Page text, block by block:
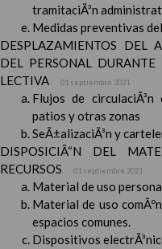
tramitaciÃ³n
Medidas preventivas
DESPLAZAMIENTOS DEL
DEL PERSONAL
LECTIVA
01 septiembre 2021
Flujos de
patios y otras zonas
SeÃ±alizaciÃ³n y
DISPOSICIÃ“N DEL
RECURSOS
01 septiembre 2021
Material de uso
Material de uso
espacios comunes.
Dispositivos